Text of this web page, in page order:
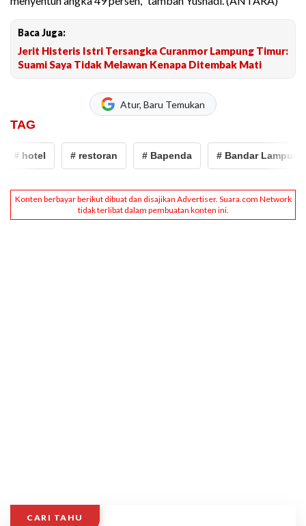
Baca Juga:
Jerit Histeris Istri Tersangka Curanmor Lampung Timur:
Suami Saya Tidak Melawan Kenapa Ditembak Mati
Atur, Baru Temukan
TAG
hotel # restoran # Bapenda # Bandar Lampung
CARI TAHU